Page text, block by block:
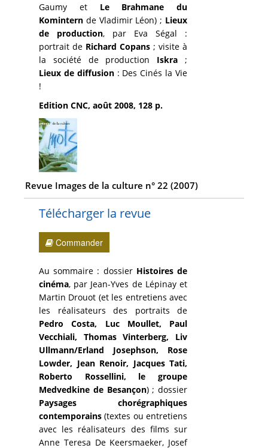
Gaumy et Le Brahmane du
Komintern de Vladimir Léon) ; Lieux
de production, par Eva Ségal :
portrait de Richard Copans ; visite à
la société de production Iskra ;
Lieux de diffusion: Des Cinés la Vie
!
Edition CNC, août 2008, 128 p.
Revue Images de la culture n° 22 (2007)
Télécharger la revue
Commander
Au sommaire : dossier Histoires de
cinéma, par Jean-Yves de Lépinay et
Martin Drouot (et les entretiens avec
les réalisateurs des portraits de
Pedro Costa, Luc Moullet, Paul
Vecchiali, Thomas Vinterberg, Liv
Ullmann/Erland Josephson, Rose
Lowder, Jean Renoir, Jacques Tati,
Roberto Rossellini, le groupe
Medvedkine de Besançon) ; dossier
Paysages chorégraphiques
contemporains (textes ou entretiens
avec les réalisateurs des films sur
Anne Teresa De Keersmaeker, Josef